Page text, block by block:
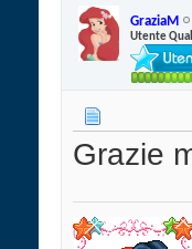
GraziaM
Utente
Grazie